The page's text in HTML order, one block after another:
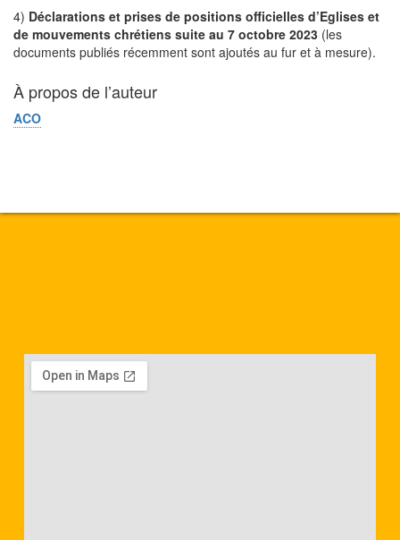
4) Déclarations et prises de positions officielles d’Eglises et
de mouvements chrétiens suite au 7 octobre 2023 (les
documents publiés récemment sont ajoutés au fur et à mesure).
À propos de l’auteur
ACO